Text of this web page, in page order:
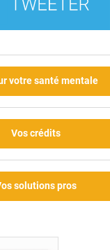
votre santé mentale
Vos crédits
solutions pros